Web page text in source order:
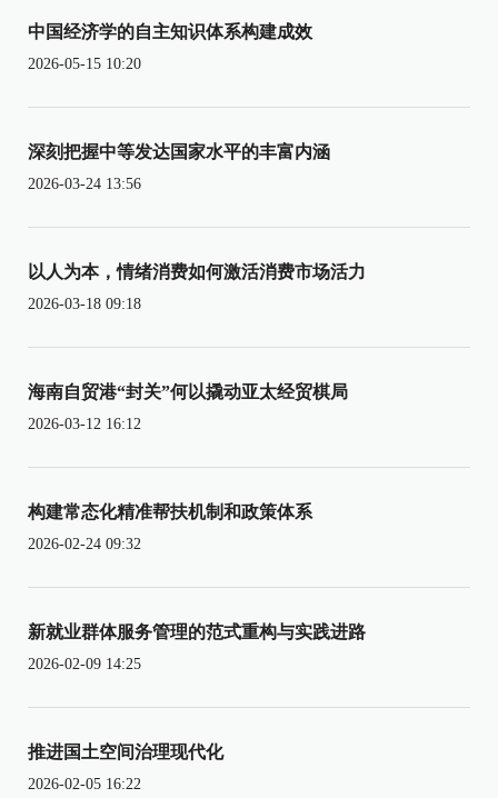
中国经济学的自主知识体系构建成效
2026-05-15 10:20
深刻把握中等发达国家水平的丰富内涵
2026-03-24 13:56
以人为本，情绪消费如何激活消费市场活力
2026-03-18 09:18
海南自贸港“封关”何以撬动亚太经贸棋局
2026-03-12 16:12
构建常态化精准帮扶机制和政策体系
2026-02-24 09:32
新就业群体服务管理的范式重构与实践进路
2026-02-09 14:25
推进国土空间治理现代化
2026-02-05 16:22